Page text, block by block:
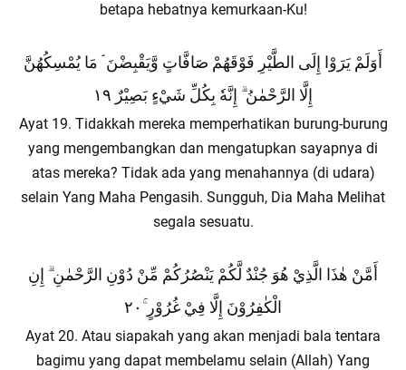
betapa hebatnya kemurkaan-Ku!
أَوَلَمْ يَرَوْا إِلَى الطَّيْرِ فَوْقَهُمْ صَافَّاتٍ وَّيَقْبِضْنَ ۘ مَا يُمْسِكُهُنَّ
إِلَّا الرَّحْمٰنُ ۗ إِنَّهٗ بِكُلِّ شَيْءٍ بَصِيْرٌ ١٩
Ayat 19. Tidakkah mereka memperhatikan burung-burung
yang mengembangkan dan mengatupkan sayapnya di
atas mereka? Tidak ada yang menahannya (di udara)
selain Yang Maha Pengasih. Sungguh, Dia Maha Melihat
segala sesuatu.
أَمَّنْ هٰذَا الَّذِيْ هُوَ جُنْدٌ لَّكُمْ يَنْصُرُكُمْ مِّنْ دُوْنِ الرَّحْمٰنِ ۗ إِنِ
الْكٰفِرُوْنَ إِلَّا فِيْ غُرُوْرٍ ۚ٢٠
Ayat 20. Atau siapakah yang akan menjadi bala tentara
bagimu yang dapat membelamu selain (Allah) Yang